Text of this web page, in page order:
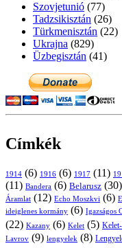
Szovjetunió (77)
Tadzsikisztán (26)
Türkmenisztán (22)
Ukrajna (829)
Üzbegisztán (41)
Címkék
1914 (6) 1916 (6) 1917 (11)
(11) Bandera (6) Belarusz (30)
Áramlat (12) Echo Moszkvi (6)
ideiglenes kormány (6) Igazságos
(22) Kazany (6) Kelet (5)
Lavrov (9) lengyelek (8)